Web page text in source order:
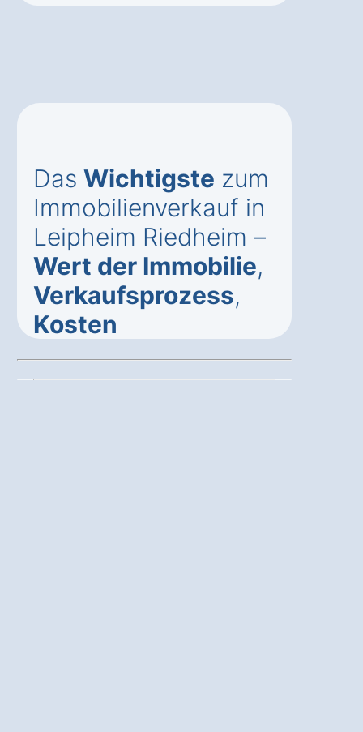
Das Wichtigste zum
Immobilienverkauf in
Leipheim Riedheim –
Wert der Immobilie,
Verkaufsprozess,
Kosten